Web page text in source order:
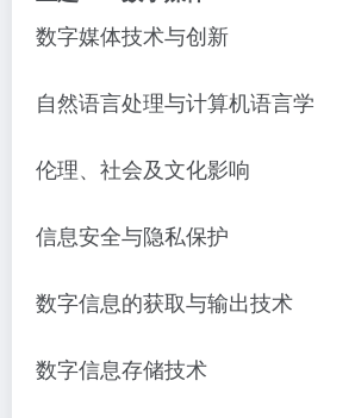
数字媒体技术与创新
自然语言处理与计算机语言学
伦理、社会及文化影响
信息安全与隐私保护
数字信息的获取与输出技术
数字信息存储技术